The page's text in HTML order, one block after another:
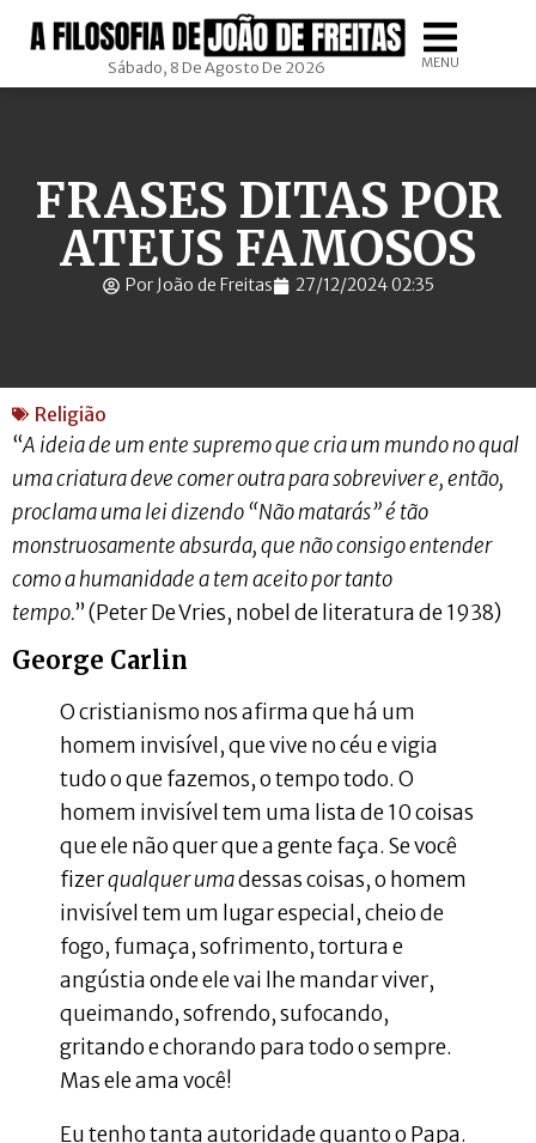
Sábado, 8 De Agosto De 2026 MENU
FRASES DITAS POR
ATEUS FAMOSOS
Por João de Freitas 27/12/2024 02:35
Religião
“A ideia de um ente supremo que cria um mundo no qual
uma criatura deve comer outra para sobreviver e, então,
proclama uma lei dizendo “Não matarás” é tão
monstruosamente absurda, que não consigo entender
como a humanidade a tem aceito por tanto
tempo.” (Peter De Vries, nobel de literatura de 1938)
George Carlin
O cristianismo nos afirma que há um
homem invisível, que vive no céu e vigia
tudo o que fazemos, o tempo todo. O
homem invisível tem uma lista de 10 coisas
que ele não quer que a gente faça. Se você
fizerqualquer umadessas coisas, o homem
invisível tem um lugar especial, cheio de
fogo, fumaça, sofrimento, tortura e
angústia onde ele vai lhe mandar viver,
queimando, sofrendo, sufocando,
gritando e chorando para todo o sempre.
Mas ele ama você!
Eu tenho tanta autoridade quanto o Papa.